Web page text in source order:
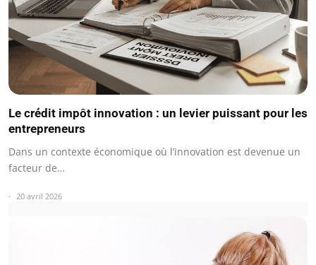
Le crédit impôt innovation : un levier puissant pour les
entrepreneurs
Dans un contexte économique où l’innovation est devenue un
facteur de…
20 avril 2026